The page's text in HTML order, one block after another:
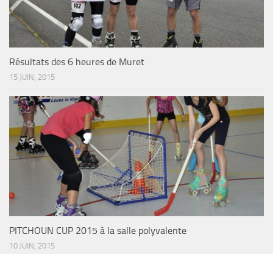
Résultats des 6 heures de Muret
15 JUIN, 2015
PITCHOUN CUP 2015 à la salle polyvalente
10 JUIN, 2015